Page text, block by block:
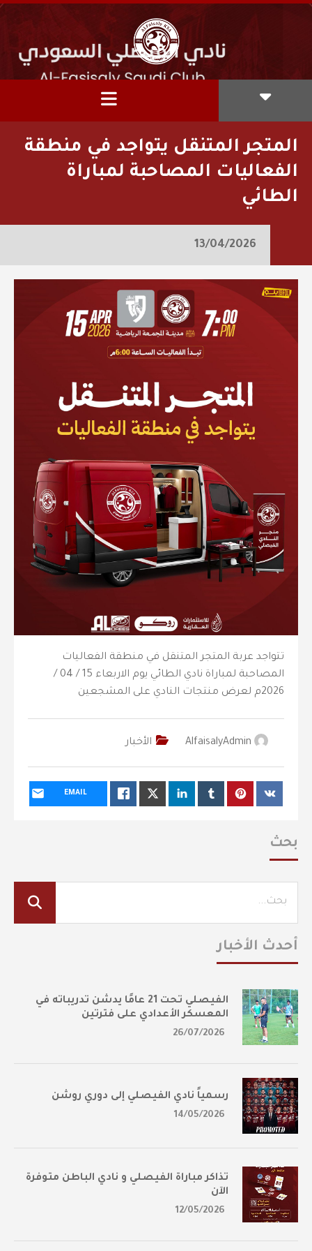
المتجر المتنقل يتواجد في منطقة
الفعاليات المصاحبة لمباراة
الطائي
13/04/2026
تتواجد عربة المتجر المتنقل في منطقة الفعاليات
المصاحبة لمباراة نادي الطائي يوم الاربعاء 15 / 04 /
2026م لعرض منتجات النادي على المشجعين
AlfaisalyAdmin الأخبار
EMAIL
بحث
أحدث الأخبار
الفيصلي تحت 21 عامًا يدشن تدريباته في
المعسكر الأعدادي على فترتين
26/07/2026
رسمياً نادي الفيصلي إلى دوري روشن
14/05/2026
تذاكر مباراة الفيصلي و نادي الباطن متوفرة
الآن
12/05/2026